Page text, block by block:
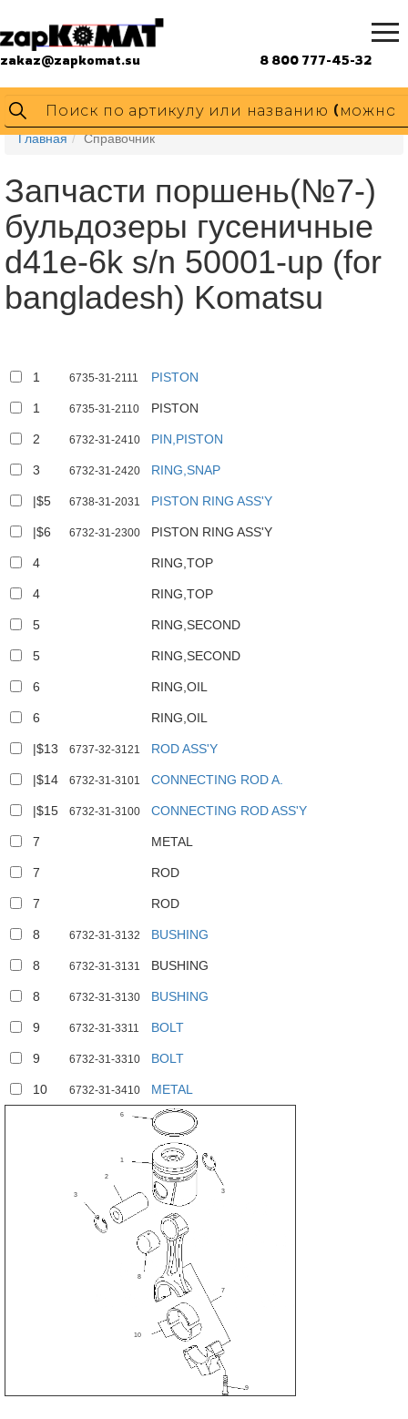
zakaz@zapkomat.su 8 800 777-45-32
Главная Справочник
Запчасти поршень(№7-)
бульдозеры гусеничные
d41e-6k s/n 50001-up (for
bangladesh) Komatsu
1 6735-31-2111 PISTON
1 6735-31-2110 PISTON
2 6732-31-2410 PIN,PISTON
3 6732-31-2420 RING,SNAP
|$5 6738-31-2031 PISTON RING ASS'Y
|$6 6732-31-2300 PISTON RING ASS'Y
4 RING,TOP
4 RING,TOP
5 RING,SECOND
5 RING,SECOND
6 RING,OIL
6 RING,OIL
|$13 6737-32-3121 ROD ASS'Y
|$14 6732-31-3101 CONNECTING ROD A.
|$15 6732-31-3100 CONNECTING ROD ASS'Y
7 METAL
7 ROD
7 ROD
8 6732-31-3132 BUSHING
8 6732-31-3131 BUSHING
8 6732-31-3130 BUSHING
9 6732-31-3311 BOLT
9 6732-31-3310 BOLT
10 6732-31-3410 METAL
1
2
3 3
6
7
8
9
10